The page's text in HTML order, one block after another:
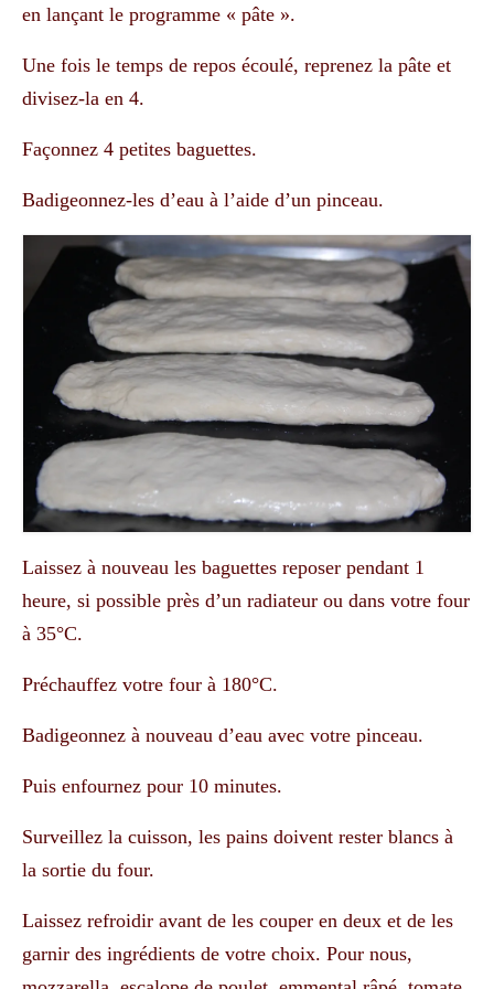
en lançant le programme « pâte ».
Une fois le temps de repos écoulé, reprenez la pâte et
divisez-la en 4.
Façonnez 4 petites baguettes.
Badigeonnez-les d’eau à l’aide d’un pinceau.
Laissez à nouveau les baguettes reposer pendant 1
heure, si possible près d’un radiateur ou dans votre four
à 35°C.
Préchauffez votre four à 180°C.
Badigeonnez à nouveau d’eau avec votre pinceau.
Puis enfournez pour 10 minutes.
Surveillez la cuisson, les pains doivent rester blancs à
la sortie du four.
Laissez refroidir avant de les couper en deux et de les
garnir des ingrédients de votre choix. Pour nous,